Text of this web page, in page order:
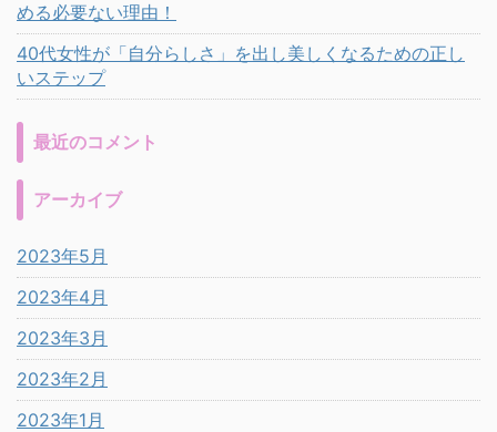
める必要ない理由！
40代女性が「自分らしさ」を出し美しくなるための正し
いステップ
最近のコメント
アーカイブ
2023年5月
2023年4月
2023年3月
2023年2月
2023年1月